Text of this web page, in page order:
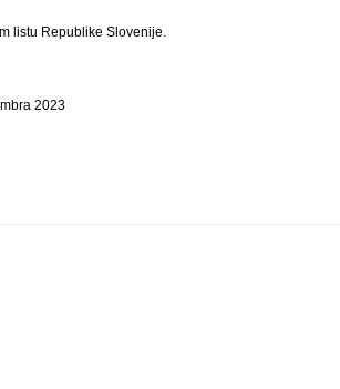
listu Republike Slovenije.
2023